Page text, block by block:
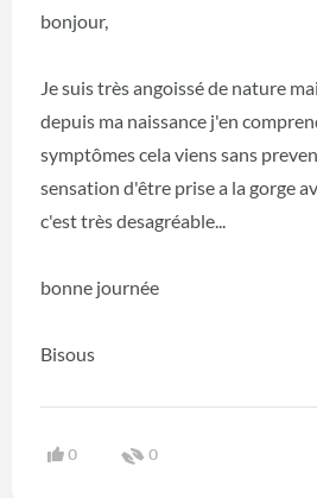
bonjour,
Je suis très angoissé de nature
depuis ma naissance j'en
symptômes cela viens sans
sensation d'être prise a la gorge
c'est très desagréable...
bonne journée
Bisous
0 0